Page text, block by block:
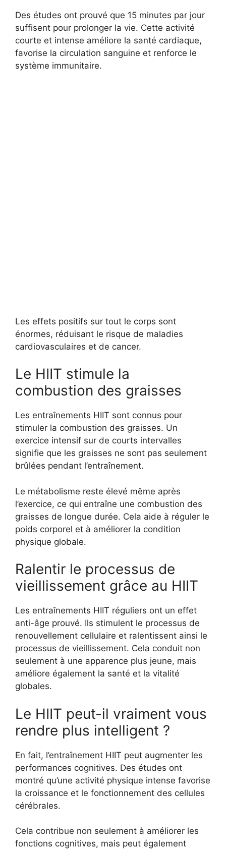
Des études ont prouvé que 15 minutes par jour
suffisent pour prolonger la vie. Cette activité
courte et intense améliore la santé cardiaque,
favorise la circulation sanguine et renforce le
système immunitaire.
Les effets positifs sur tout le corps sont
énormes, réduisant le risque de maladies
cardiovasculaires et de cancer.
Le HIIT stimule la
combustion des graisses
Les entraînements HIIT sont connus pour
stimuler la combustion des graisses. Un
exercice intensif sur de courts intervalles
signifie que les graisses ne sont pas seulement
brûlées pendant l’entraînement.
Le métabolisme reste élevé même après
l’exercice, ce qui entraîne une combustion des
graisses de longue durée. Cela aide à réguler le
poids corporel et à améliorer la condition
physique globale.
Ralentir le processus de
vieillissement grâce au HIIT
Les entraînements HIIT réguliers ont un effet
anti-âge prouvé. Ils stimulent le processus de
renouvellement cellulaire et ralentissent ainsi le
processus de vieillissement. Cela conduit non
seulement à une apparence plus jeune, mais
améliore également la santé et la vitalité
globales.
Le HIIT peut-il vraiment vous
rendre plus intelligent ?
En fait, l’entraînement HIIT peut augmenter les
performances cognitives. Des études ont
montré qu’une activité physique intense favorise
la croissance et le fonctionnement des cellules
cérébrales.
Cela contribue non seulement à améliorer les
fonctions cognitives, mais peut également